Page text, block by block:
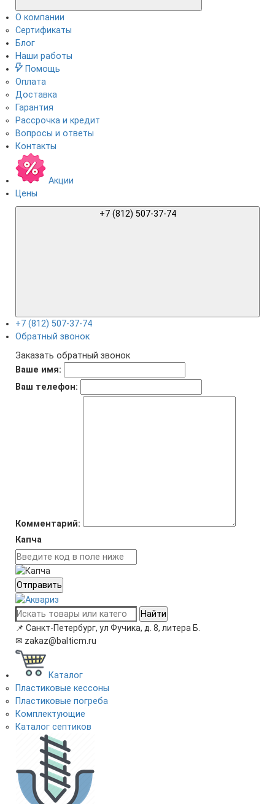
О компании
Сертификаты
Блог
Наши работы
Помощь
Оплата
Доставка
Гарантия
Рассрочка и кредит
Вопросы и ответы
Контакты
Акции
Цены
+7 (812) 507-37-74
+7 (812) 507-37-74
Обратный звонок
Заказать обратный звонок
Ваше имя:
Ваш телефон:
Комментарий:
Капча
Отправить
Найти
📌 Санкт-Петербург, ул Фучика, д. 8, литера Б.
✉ zakaz@balticm.ru
Каталог
Пластиковые кессоны
Пластиковые погреба
Комплектующие
Каталог септиков